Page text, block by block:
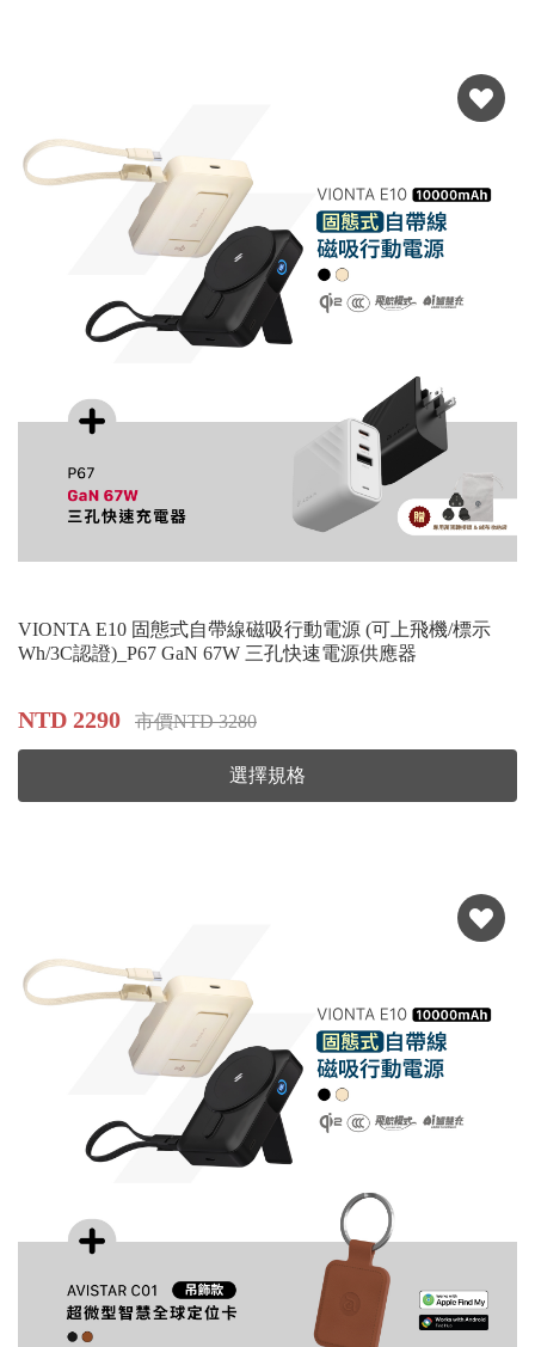
VIONTA E10 固態式自帶線磁吸行動電源 (可上飛機/標示
Wh/3C認證)_P67 GaN 67W 三孔快速電源供應器
NTD 2290 市價NTD 3280
選擇規格